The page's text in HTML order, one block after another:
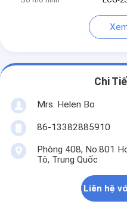
Chi
Mrs. Helen Bo
86-13382885910
Phòng 408, No.801
Tô, Trung Quốc
Liên hệ